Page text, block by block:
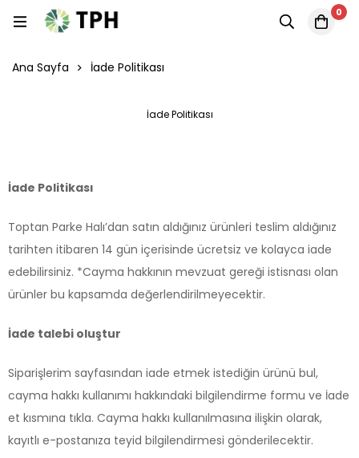
0
Ana Sayfa İade Politikası
İade Politikası
İade Politikası
Toptan Parke Halı’dan satın aldığınız ürünleri teslim aldığınız
tarihten itibaren 14 gün içerisinde ücretsiz ve kolayca iade
edebilirsiniz. *Cayma hakkının mevzuat gereği istisnası olan
ürünler bu kapsamda değerlendirilmeyecektir.
İade talebi oluştur
Siparişlerim sayfasından iade etmek istediğin ürünü bul,
cayma hakkı kullanımı hakkındaki bilgilendirme formu ve İade
et kısmına tıkla. Cayma hakkı kullanılmasına ilişkin olarak,
kayıtlı e-postanıza teyid bilgilendirmesi gönderilecektir.